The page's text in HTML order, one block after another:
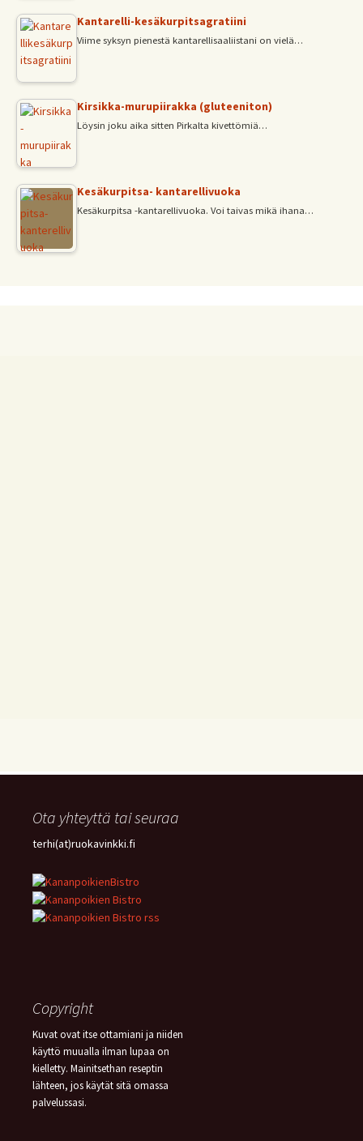
Kantarelli-kesäkurpitsagratiini
Viime syksyn pienestä kantarellisaaliistani on vielä…
Kirsikka-murupiirakka (gluteeniton)
Löysin joku aika sitten Pirkalta kivettömiä…
Kesäkurpitsa- kantarellivuoka
Kesäkurpitsa -kantarellivuoka. Voi taivas mikä ihana…
Ota yhteyttä tai seuraa
terhi(at)ruokavinkki.fi
Copyright
Kuvat ovat itse ottamiani ja niiden
käyttö muualla ilman lupaa on
kielletty. Mainitsethan reseptin
lähteen, jos käytät sitä omassa
palvelussasi.